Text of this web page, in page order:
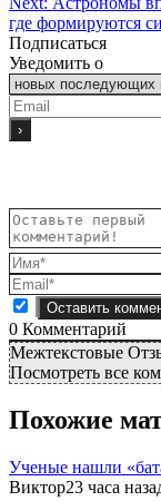
где формируются
Подписаться
Уведомить о
0 Комментарий
Межтекстовые
Посмотреть все
Похожие
Ученые нашли
Виктор23 часа